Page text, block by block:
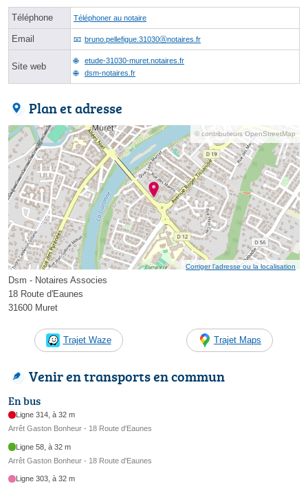
Téléphone Téléphoner au notaire
Email bruno.pellefigue.31030ⓐnotaires.fr
Site web
etude-31030-muret.notaires.fr
dsm-notaires.fr
Plan et adresse
© contributeurs OpenStreetMap
Corriger l’adresse ou la localisation
Dsm - Notaires Associes
18 Route d'Eaunes
31600 Muret
Trajet Waze Trajet Maps
Venir en transports en commun
En bus
Ligne 314, à 32 m
Arrêt Gaston Bonheur - 18 Route d'Eaunes
Ligne 58, à 32 m
Arrêt Gaston Bonheur - 18 Route d'Eaunes
Ligne 303, à 32 m